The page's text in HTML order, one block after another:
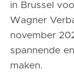
in Brussel
Wagner
november
spannende
maken.